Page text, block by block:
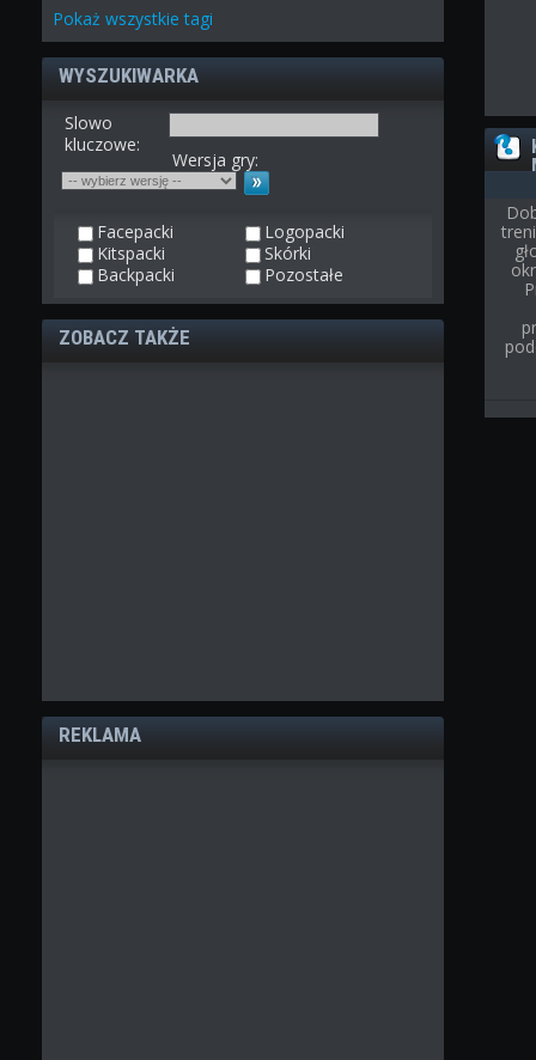
Pokażwszystkie tagi
WYSZUKIWARKA
Slowo
kluczowe:
Wersja gry:
Facepacki
Logopacki
Kitspacki
Skórki
Backpacki
Pozostałe
ZOBACZ TAKŻE
REKLAMA